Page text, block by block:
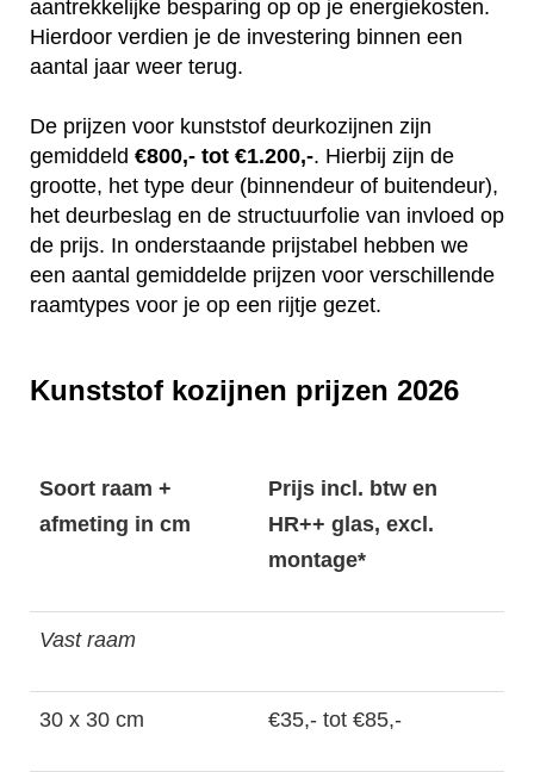
aantrekkelijke besparing op op je energiekosten.
Hierdoor verdien je de investering binnen een
aantal jaar weer terug.
De prijzen voor kunststof deurkozijnen zijn
gemiddeld €800,- tot €1.200,-. Hierbij zijn de
grootte, het type deur (binnendeur of buitendeur),
het deurbeslag en de structuurfolie van invloed op
de prijs. In onderstaande prijstabel hebben we
een aantal gemiddelde prijzen voor verschillende
raamtypes voor je op een rijtje gezet.
Kunststof kozijnen prijzen 2026
Soort raam +
afmeting in cm
Prijs incl. btw en
HR++ glas, excl.
montage*
Vast raam
30 x 30 cm €35,- tot €85,-